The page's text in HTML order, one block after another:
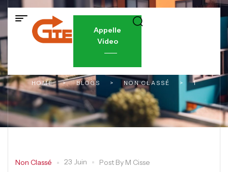
Appelle
Video
HOME > BLOGS > NON CLASSÉ > 1
Non Classé 23 Juin Post By M Cisse